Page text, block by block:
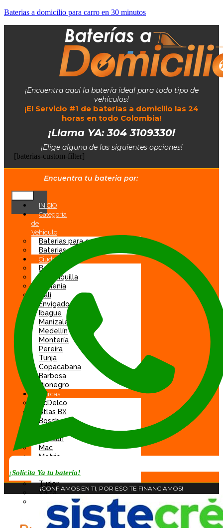
Baterias a domicilio para carro en 30 minutos
¡Encuentra aquí la batería ideal para todo tipo de
vehículos!
¡El Servicio #1 de baterías a domicilio las 24
horas en todo Colombia!
¡Llama YA: 304 3109330!
¡Elige alguna de las siguientes opciones!
[baterias-custom-filter]
Encuentra tu bateria por:
INICIO
Categoría
de
Vehiculo
Baterias para carro
Baterias para moto
Ciudad
Bogotá
Barranquilla
Armenia
Cali
Envigado
Ibague
Manizales
Medellín
Montería
Pereira
Tunja
Copacabana
Barbosa
Rionegro
Marcas
AcDelco
Atlas BX
Bosch
Duncan
Mac
Motrio
Tab
Tudor
Varta
¡Solicita Ya tu bateria!
¡CONFIAMOS EN TI, POR ESO TE FINANCIAMOS!